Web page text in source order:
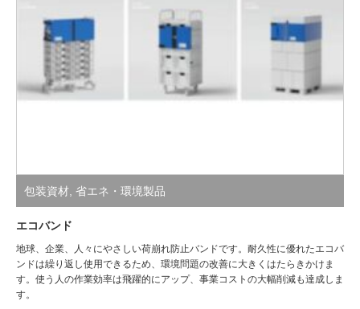
包装資材 省エネ・環境製品
エコバンド
地球、企業、人々にやさしい荷崩れ防止バンドです。耐久性に優れたエコバ
ンドは繰り返し使用できるため、環境問題の改善に大きくはたらきかけま
す。使う人の作業効率は飛躍的にアップ、事業コストの大幅削減も達成しま
す。